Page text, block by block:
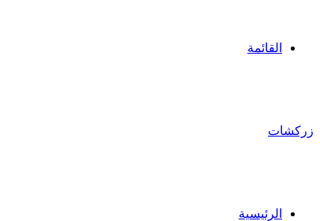
القائمة
زركشات
الرئيسية